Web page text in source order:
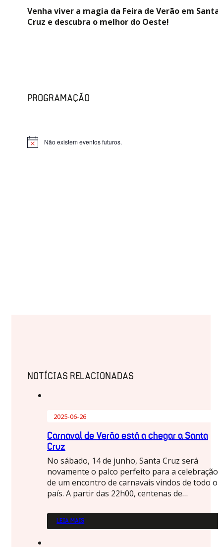
Venha viver a magia da Feira de Verão em Santa
Cruz e descubra o melhor do Oeste!
PROGRAMAÇÃO
Aviso Não existem eventos futuros.
NOTÍCIAS RELACIONADAS
2025-06-26
Carnaval de Verão está a chegar a Santa
Cruz
No sábado, 14 de junho, Santa Cruz será
novamente o palco perfeito para a celebração
de um encontro de carnavais vindos de todo o
país. A partir das 22h00, centenas de…
LEIA MAIS